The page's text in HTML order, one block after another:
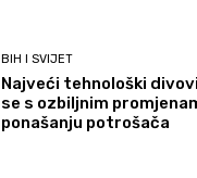
BIH I SVIJET
Najveći tehnološki
se s ozbiljnim
ponašanju potrošača